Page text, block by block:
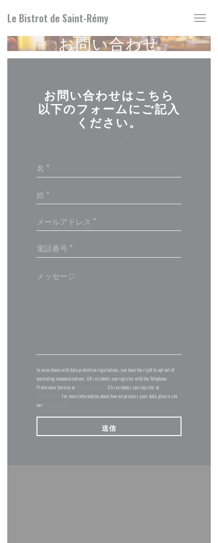
Le Bistrot de Saint-Rémy
お問い合わせ
お問い合わせはこちら
以下のフォームにご記入
ください。
In accordance with data protection regulations, you have the right to opt out of
marketing communications. UK residents can register with the Telephone
Preference Service at
. US residents can register at
. For more information about how we process your data, please see
our
.